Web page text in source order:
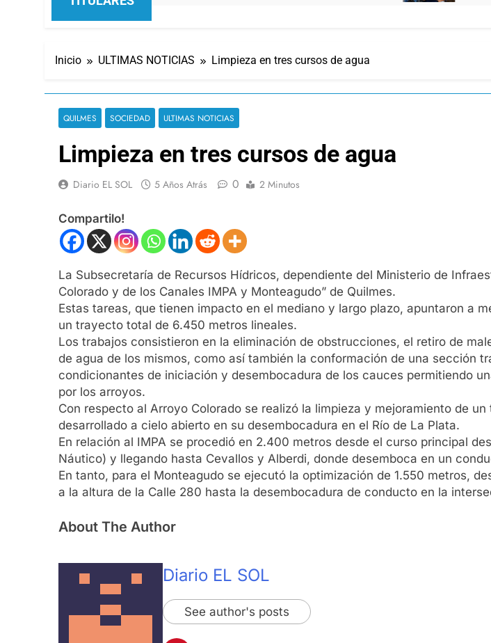
Inicio ULTIMAS NOTICIAS Limpieza en tres cursos de agua
QUILMES SOCIEDAD ULTIMAS NOTICIAS
Limpieza en tres cursos de agua
Diario EL SOL 5 Años Atrás 0 2 Minutos
Compartilo!
La Subsecretaría de Recursos Hídricos, dependiente del Ministerio de
Colorado y de los Canales IMPA y Monteagudo” de Quilmes.
Estas tareas, que tienen impacto en el mediano y largo plazo, apuntaron a
un trayecto total de 6.450 metros lineales.
Los trabajos consistieron en la eliminación de obstrucciones, el retiro de
de agua de los mismos, como así también la conformación de una sección
condicionantes de iniciación y desembocadura de los cauces permitiendo
por los arroyos.
Con respecto al Arroyo Colorado se realizó la limpieza y mejoramiento de
desarrollado a cielo abierto en su desembocadura en el Río de La Plata.
En relación al IMPA se procedió en 2.400 metros desde el curso principal
Náutico) y llegando hasta Cevallos y Alberdi, donde desemboca en un
En tanto, para el Monteagudo se ejecutó la optimización de 1.550 metros,
a la altura de la Calle 280 hasta la desembocadura de conducto en la
About The Author
Diario EL SOL
See author's posts